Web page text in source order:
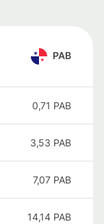
PAB
0,71 PAB
3,53 PAB
7,07 PAB
14,14 PAB